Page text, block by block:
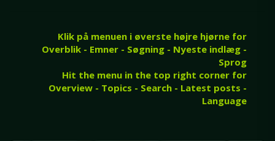
Klik på menuen i øverste højre hjørne for
Overblik - Emner - Søgning - Nyeste indlæg -
Sprog
Hit the menu in the top right corner for
Overview - Topics - Search - Latest posts -
Language